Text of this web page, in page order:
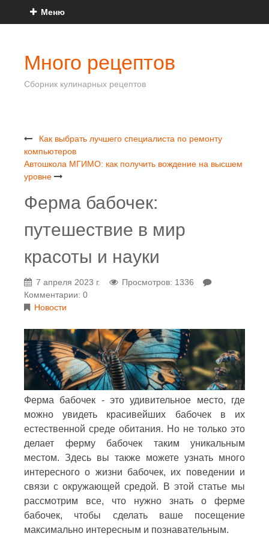
Меню
Много рецептов
Сборник кулинарных рецептов
Как выбрать лучшего специалиста по ремонту
компьютеров
Автошкола МГИМО: как получить вождение на высшем
уровне
Ферма бабочек:
путешествие в мир
красоты и науки
7 апреля 2023 г.
Просмотров: 1336
Комментарии: 0
Новости
Ферма бабочек - это удивительное место, где
можно увидеть красивейших бабочек в их
естественной среде обитания. Но не только это
делает ферму бабочек таким уникальным
местом. Здесь вы также можете узнать много
интересного о жизни бабочек, их поведении и
связи с окружающей средой. В этой статье мы
рассмотрим все, что нужно знать о ферме
бабочек, чтобы сделать ваше посещение
максимально интересным и познавательным.